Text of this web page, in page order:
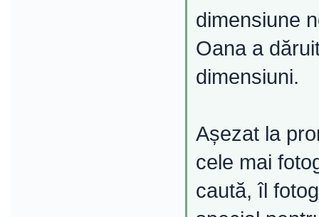
dimensiune
Oana a
dimensiuni.
Așezat la
cele mai
caută, îl